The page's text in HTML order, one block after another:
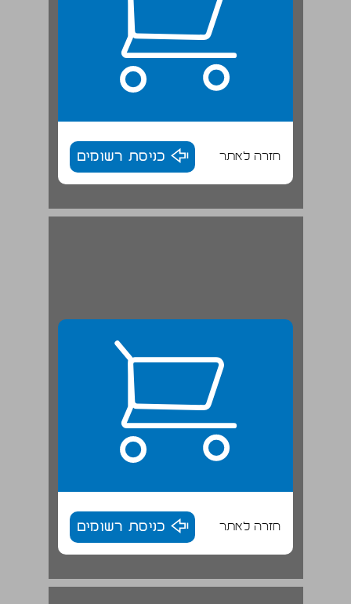
חזרה לאתר כניסת רשומים
פרק שני | לקראת תיקון השבר: ההיסטוריה של האזוריות ... 17
חזרה לאתר כניסת רשומים